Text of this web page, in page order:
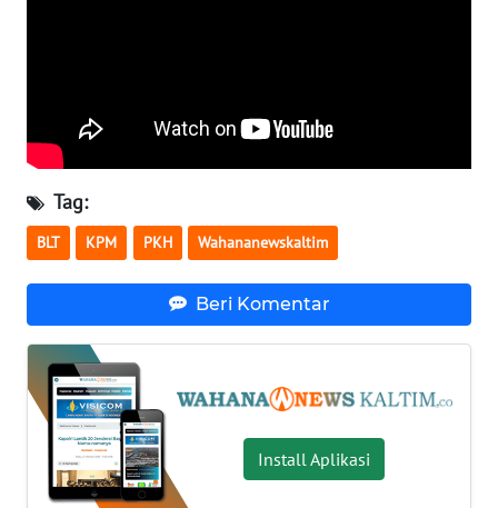
Tag:
BLT KPM PKH Wahananewskaltim
Beri Komentar
Install Aplikasi
WN
JOGJA
WN
JATIM
BALI
WN
KALBAR
WN
KALTENG